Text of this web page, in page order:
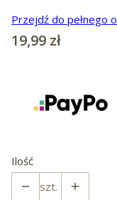
Przejdź do pełnego
Cena
19,99 zł
Ilość
szt.